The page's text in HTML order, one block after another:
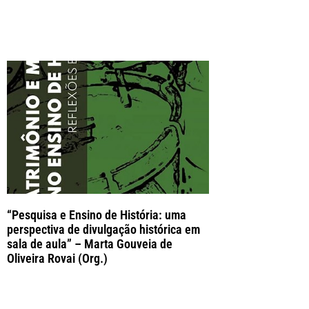
“Pesquisa e Ensino de História: uma
perspectiva de divulgação histórica em
sala de aula” – Marta Gouveia de
Oliveira Rovai (Org.)